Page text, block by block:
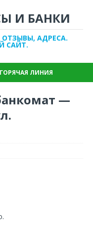
И БАНКИ
АДРЕСА.
САЙТ.
ГОРЯЧАЯ ЛИНИЯ
—